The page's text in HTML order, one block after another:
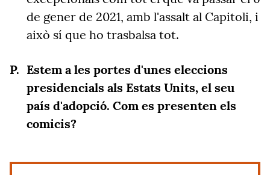
de gener de 2021, amb l'assalt al Capitoli, i
això sí que ho trasbalsa tot.
Estem a les portes d'unes eleccions
presidencials als Estats Units, el seu
país d'adopció. Com es presenten els
comicis?